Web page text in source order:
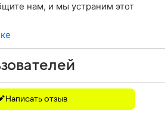
нам, и мы устраним этот
Написать отзыв